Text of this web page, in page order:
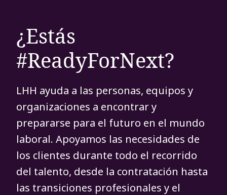
¿Estás
#ReadyForNext?
LHH ayuda a las personas, equipos y
organizaciones a encontrar y
prepararse para el futuro en el mundo
laboral. Apoyamos las necesidades de
los clientes durante todo el recorrido
del talento, desde la contratación hasta
las transiciones profesionales y el